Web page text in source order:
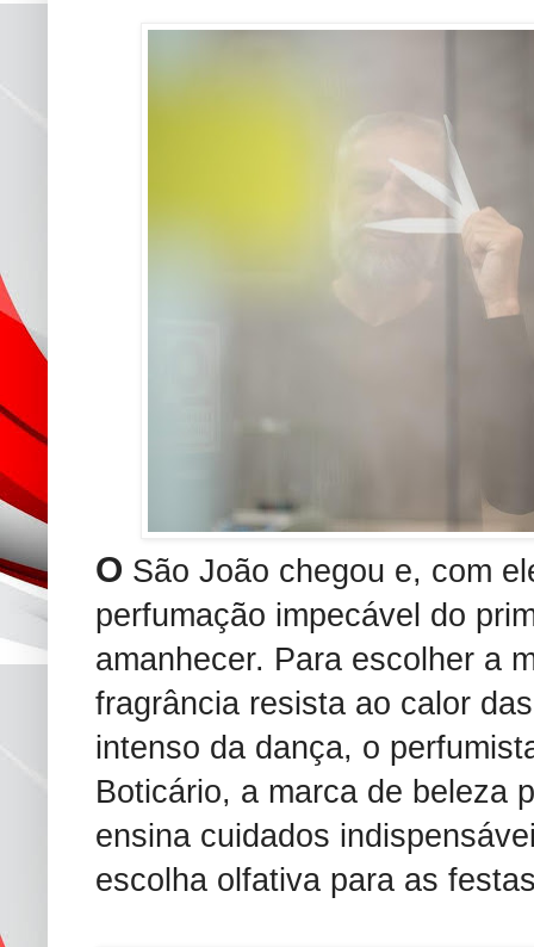
O São João chegou e, com
perfumação impecável do
amanhecer. Para escolher a
fragrância resista ao calor
intenso da dança, o
Boticário, a marca de beleza
ensina cuidados
escolha olfativa para as